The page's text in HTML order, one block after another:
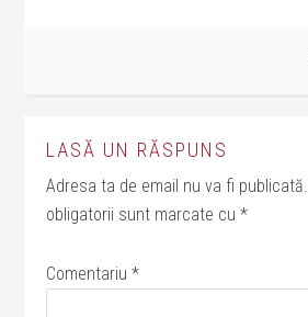
LASĂ UN RĂSPUNS
Adresa ta de email nu va fi publicată.
obligatorii sunt marcate cu*
Comentariu*